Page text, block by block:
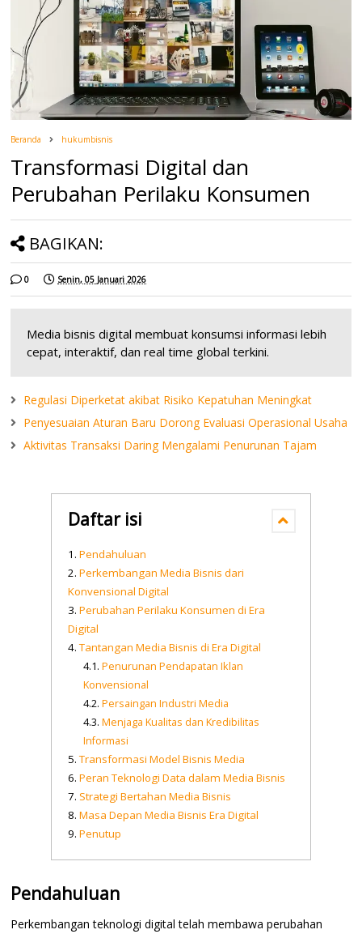
Beranda hukumbisnis
Transformasi Digital dan
Perubahan Perilaku Konsumen
BAGIKAN:
0 Senin, 05 Januari 2026
Media bisnis digital membuat konsumsi informasi lebih
cepat, interaktif, dan real time global terkini.
Regulasi Diperketat akibat Risiko Kepatuhan Meningkat
Penyesuaian Aturan Baru Dorong Evaluasi Operasional Usaha
Aktivitas Transaksi Daring Mengalami Penurunan Tajam
Daftar isi
Pendahuluan
Perkembangan Media Bisnis dari
Konvensional Digital
Perubahan Perilaku Konsumen di Era
Digital
Tantangan Media Bisnis di Era Digital
Penurunan Pendapatan Iklan
Konvensional
Persaingan Industri Media
Menjaga Kualitas dan Kredibilitas
Informasi
Transformasi Model Bisnis Media
Peran Teknologi Data dalam Media Bisnis
Strategi Bertahan Media Bisnis
Masa Depan Media Bisnis Era Digital
Penutup
Pendahuluan
Perkembangan teknologi digital telah membawa perubahan